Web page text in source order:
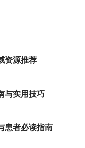
资源推荐
与实用技巧
患者必读指南